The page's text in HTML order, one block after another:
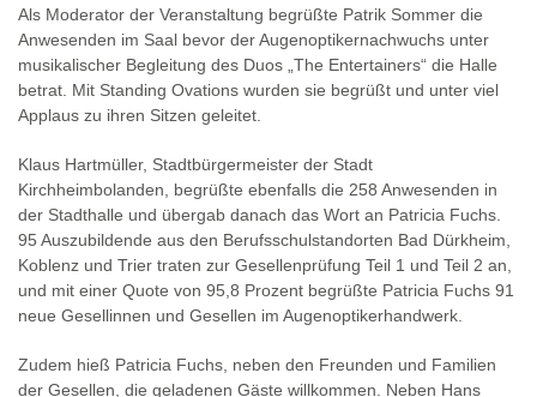
Als Moderator der Veranstaltung begrüßte Patrik Sommer die
Anwesenden im Saal bevor der Augenoptikernachwuchs unter
musikalischer Begleitung des Duos „The Entertainers“ die Halle
betrat. Mit Standing Ovations wurden sie begrüßt und unter viel
Applaus zu ihren Sitzen geleitet.
Klaus Hartmüller, Stadtbürgermeister der Stadt
Kirchheimbolanden, begrüßte ebenfalls die 258 Anwesenden in
der Stadthalle und übergab danach das Wort an Patricia Fuchs.
95 Auszubildende aus den Berufsschulstandorten Bad Dürkheim,
Koblenz und Trier traten zur Gesellenprüfung Teil 1 und Teil 2 an,
und mit einer Quote von 95,8 Prozent begrüßte Patricia Fuchs 91
neue Gesellinnen und Gesellen im Augenoptikerhandwerk.
Zudem hieß Patricia Fuchs, neben den Freunden und Familien
der Gesellen, die geladenen Gäste willkommen. Neben Hans